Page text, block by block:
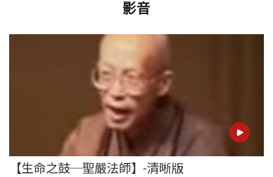
影音
【生命之鼓─聖嚴法師】-清晰版